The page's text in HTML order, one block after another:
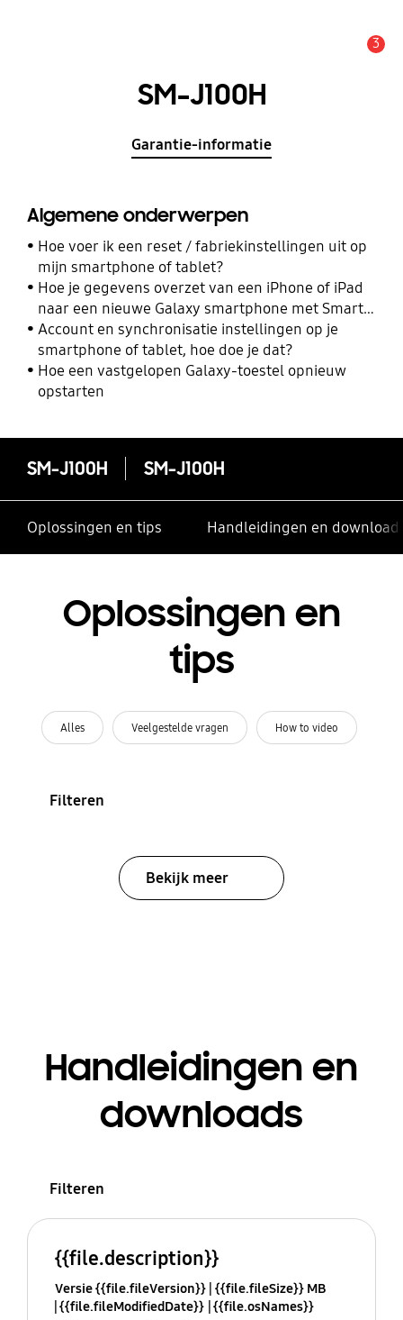
3
SM-J100H
Garantie-informatie
Algemene onderwerpen
Hoe voer ik een reset / fabriekinstellingen uit op
mijn smartphone of tablet?
Hoe je gegevens overzet van een iPhone of iPad
naar een nieuwe Galaxy smartphone met Smart
Switch
Account en synchronisatie instellingen op je
smartphone of tablet, hoe doe je dat?
Hoe een vastgelopen Galaxy-toestel opnieuw
opstarten
SM-J100H SM-J100H
Oplossingen en tips Handleidingen en
Oplossingen en
tips
Alles Veelgestelde vragen How to video
Filteren
Bekijk meer
Handleidingen en
downloads
Filteren
{{file.description}}
Versie {{file.fileVersion}} {{file.fileSize}} MB
{{file.fileModifiedDate}} {{file.osNames}}